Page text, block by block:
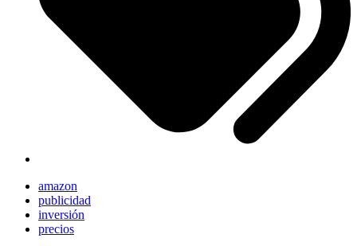
amazon
publicidad
inversión
precios